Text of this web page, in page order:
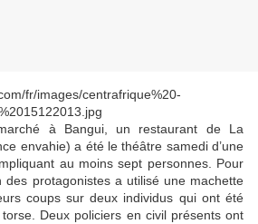
à Bangui, un restaurant de La
envahie) a été le théâtre samedi d’une
au moins sept personnes. Pour
des protagonistes a utilisé une machette
coups sur deux individus qui ont été
Deux policiers en civil présents ont